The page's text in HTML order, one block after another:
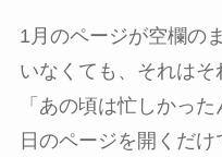
1月のページが空欄の
いなくても、それはそ
「あの頃は忙しかっ
日のページを開くだけ